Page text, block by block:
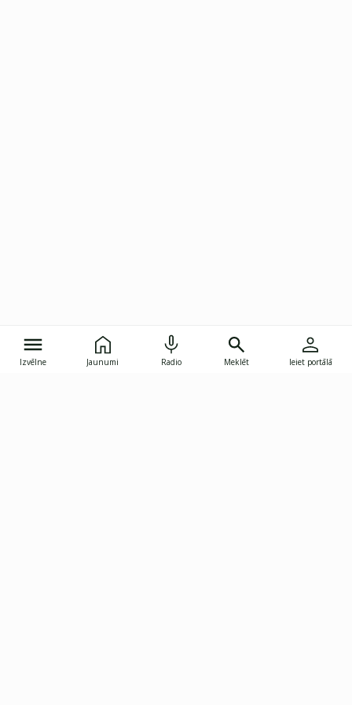
Izvēlne Jaunumi Radio Meklēt Ieiet portālā